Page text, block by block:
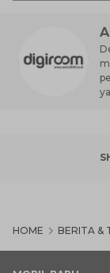
HOME BERITA &